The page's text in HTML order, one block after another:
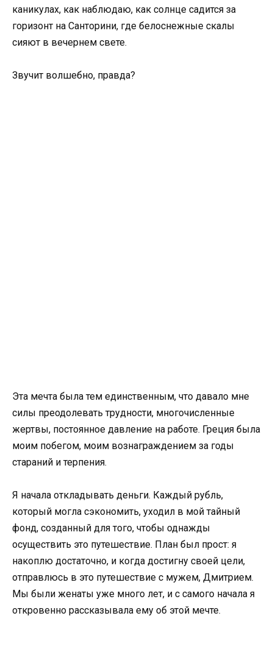
каникулах, как наблюдаю, как солнце садится за
горизонт на Санторини, где белоснежные скалы
сияют в вечернем свете.
Звучит волшебно, правда?
Эта мечта была тем единственным, что давало мне
силы преодолевать трудности, многочисленные
жертвы, постоянное давление на работе. Греция была
моим побегом, моим вознаграждением за годы
стараний и терпения.
Я начала откладывать деньги. Каждый рубль,
который могла сэкономить, уходил в мой тайный
фонд, созданный для того, чтобы однажды
осуществить это путешествие. План был прост: я
накоплю достаточно, и когда достигну своей цели,
отправлюсь в это путешествие с мужем, Дмитрием.
Мы были женаты уже много лет, и с самого начала я
откровенно рассказывала ему об этой мечте.